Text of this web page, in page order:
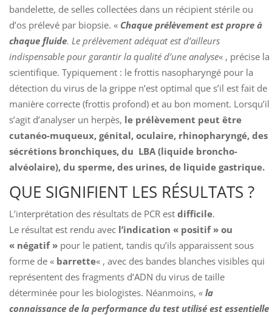
bandelette, de selles collectées dans un récipient stérile ou
d’os prélevé par biopsie. « Chaque prélèvement est propre à
chaque fluide. Le prélèvement adéquat est d’ailleurs
indispensable pour garantir la qualité d’une analyse« , précise la
scientifique. Typiquement : le frottis nasopharyngé pour la
détection du virus de la grippe n’est optimal que s’il est fait de
manière correcte (frottis profond) et au bon moment. Lorsqu’il
s’agit d’analyser un herpès, le prélèvement peut être
cutanéo-muqueux, génital, oculaire, rhinopharyngé, des
sécrétions bronchiques, du LBA (liquide broncho-
alvéolaire), du sperme, des urines, de liquide gastrique.
QUE SIGNIFIENT LES RÉSULTATS ?
L’interprétation des résultats de PCR est difficile.
Le résultat est rendu avec l’indication « positif » ou
« négatif » pour le patient, tandis qu’ils apparaissent sous
forme de « barrette« , avec des bandes blanches visibles qui
représentent des fragments d’ADN du virus de taille
déterminée pour les biologistes. Néanmoins, « la
connaissance de la performance du test utilisé est essentielle